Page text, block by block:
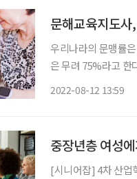
문해교육지도
우리나라의 문맹률
은 무려 75%라고 한
2022-08-12 13:59
중장년층 여성
[시니어잡] 4차 산업